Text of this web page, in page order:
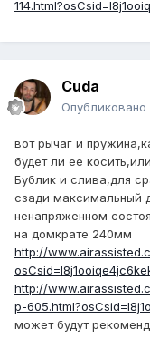
Cuda
Опубликовано
вот рычаг и
будет ли ее
Бублик и слива,для
сзади максимальный
ненапряженном
на домкрате 240мм
http://
http://
p-
может будут